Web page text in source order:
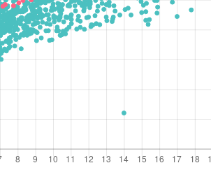
23.9 kg
23.3 kg